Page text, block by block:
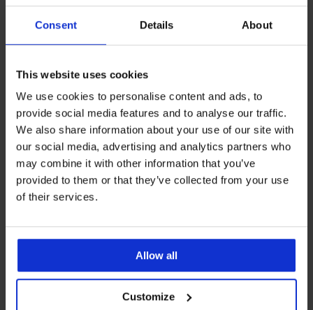
Consent Details About
This website uses cookies
We use cookies to personalise content and ads, to
provide social media features and to analyse our traffic.
We also share information about your use of our site with
our social media, advertising and analytics partners who
may combine it with other information that you’ve
provided to them or that they’ve collected from your use
of their services.
Allow all
Customize
μαύρο
γκρι
Πιο συχνά επιλεγμένα μεγέθη
M
L S XL
επιστρέφεται
επιστροφή